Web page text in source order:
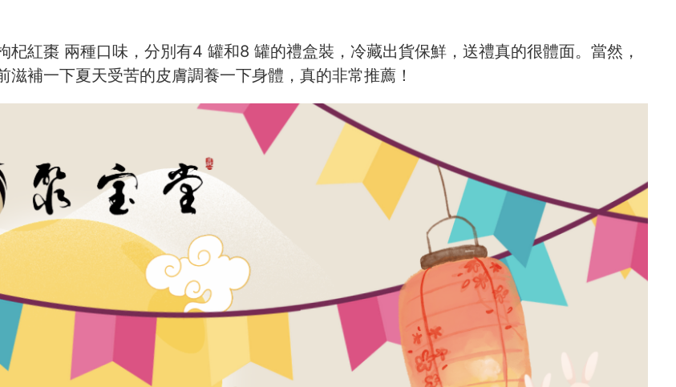
杞紅棗 兩種口味，分別有4 罐和8 罐的禮盒裝，冷藏出貨保鮮，送禮真的很體面。當然，
滋補一下夏天受苦的皮膚調養一下身體，真的非常推薦！